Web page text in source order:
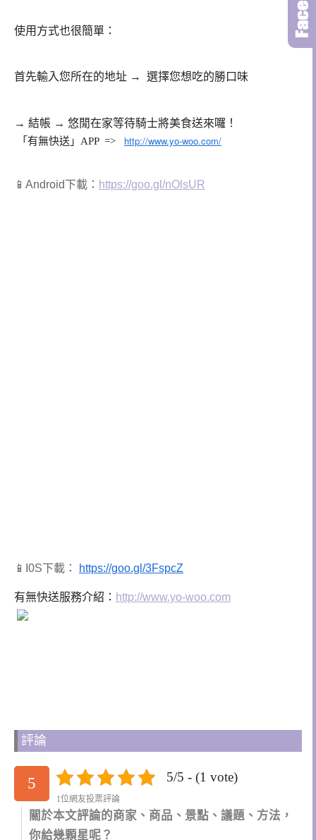
使用方式也很簡單：
首先輸入您所在的地址 →  選擇您想吃的勝口味
→ 結帳 → 悠閒在家等待騎士將美食送來囉！
「有無快送」APP => http://www.yo-woo.com/
📱Android下載： https://goo.gl/nOlsUR
📱I0S下載： https://goo.gl/3FspcZ
有無快送服務介紹： http://www.yo-woo.com
評論
5 5/5 - (1 vote)
1位網友投票評論
關於本文評論的商家、商品、景點、議題、方法，
你給幾顆星呢？